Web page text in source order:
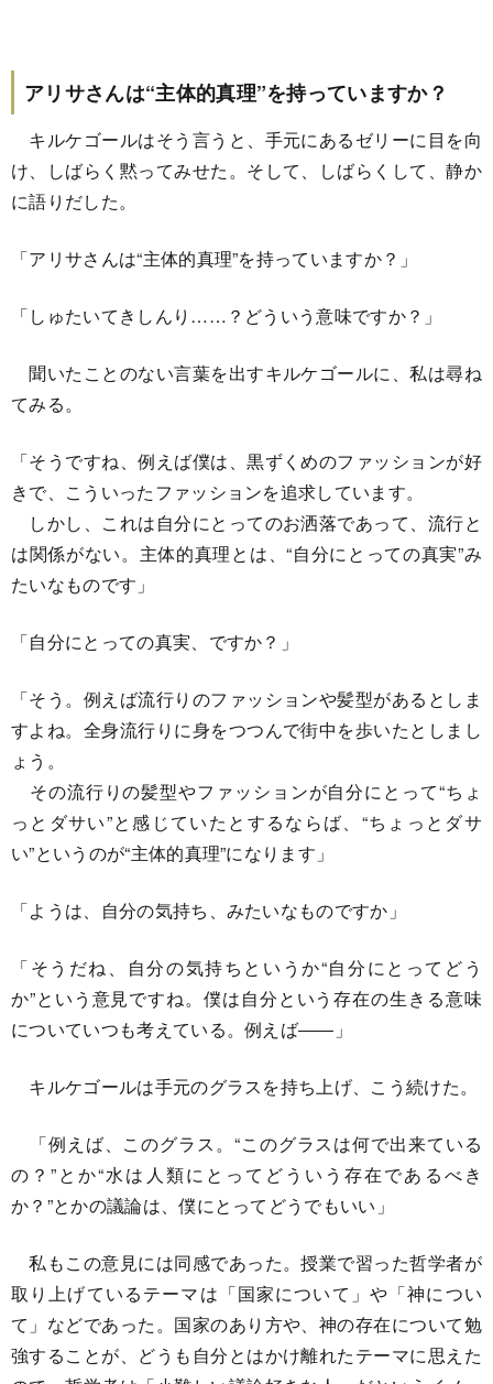
アリサさんは“主体的真理”を持っていますか？
キルケゴールはそう言うと、手元にあるゼリーに目を向
け、しばらく黙ってみせた。そして、しばらくして、静か
に語りだした。
「アリサさんは“主体的真理”を持っていますか？」
「しゅたいてきしんり……？どういう意味ですか？」
聞いたことのない言葉を出すキルケゴールに、私は尋ね
てみる。
「そうですね、例えば僕は、黒ずくめのファッションが好
きで、こういったファッションを追求しています。
しかし、これは自分にとってのお洒落であって、流行と
は関係がない。主体的真理とは、“自分にとっての真実”み
たいなものです」
「自分にとっての真実、ですか？」
「そう。例えば流行りのファッションや髪型があるとしま
すよね。全身流行りに身をつつんで街中を歩いたとしまし
ょう。
その流行りの髪型やファッションが自分にとって“ちょ
っとダサい”と感じていたとするならば、“ちょっとダサ
い”というのが“主体的真理”になります」
「ようは、自分の気持ち、みたいなものですか」
「そうだね、自分の気持ちというか“自分にとってどう
か”という意見ですね。僕は自分という存在の生きる意味
についていつも考えている。例えば――」
キルケゴールは手元のグラスを持ち上げ、こう続けた。
「例えば、このグラス。“このグラスは何で出来ている
の？”とか“水は人類にとってどういう存在であるべき
か？”とかの議論は、僕にとってどうでもいい」
私もこの意見には同感であった。授業で習った哲学者が
取り上げているテーマは「国家について」や「神につい
て」などであった。国家のあり方や、神の存在について勉
強することが、どうも自分とはかけ離れたテーマに思えた